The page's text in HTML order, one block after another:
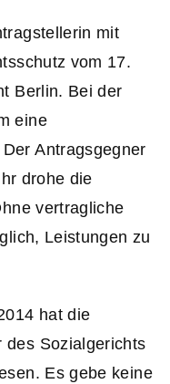
mit
vom 17.
Berlin. Bei der
eine
Antragsgegner
drohe die
vertragliche
Leistungen zu
hat die
des Sozialgerichts
Es gebe keine